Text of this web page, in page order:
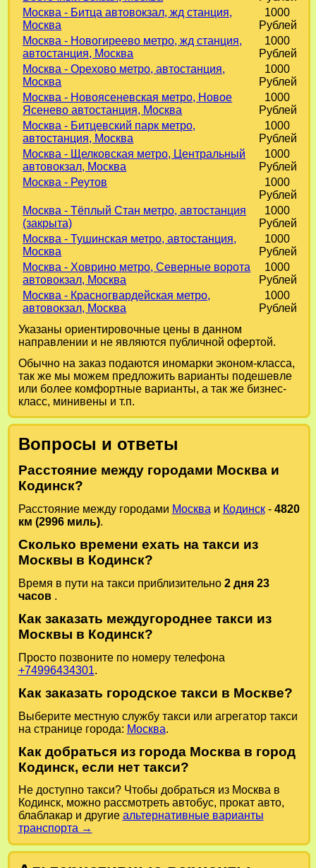
Москва - Битца автовокзал, жд станция,
Москва
1000
Рублей
Москва - Новогиреево метро, жд станция,
автостанция, Москва
1000
Рублей
Москва - Орехово метро, автостанция,
Москва
1000
Рублей
Москва - Новоясеневская метро, Новое
Ясенево автостанция, Москва
1000
Рублей
Москва - Битцевский парк метро,
автостанция, Москва
1000
Рублей
Москва - Щелковская метро, Центральный
автовокзал, Москва
1000
Рублей
Москва - Реутов
1000
Рублей
Москва - Тёплый Стан метро, автостанция
(закрыта)
1000
Рублей
Москва - Тушинская метро, автостанция,
Москва
1000
Рублей
Москва - Ховрино метро, Северные ворота
автовокзал, Москва
1000
Рублей
Москва - Красногвардейская метро,
автовокзал, Москва
1000
Рублей
Указаны ориентировочные цены в данном
направлении и не являются публичной офертой.
Обычно на заказ подаются иномарки эконом-класса,
так же мы можем предложить варианты подешевле
или более комфортные варианты, а так же бизнес-
класс, минивены и т.п.
Вопросы и ответы
Расстояние между городами Москва и
Кодинск?
Расстояние между городами Москва и Кодинск- 4820
км (2996 миль).
Сколько времени ехать на такси из
Москвы в Кодинск?
Время в пути на такси приблизительно 2 дня 23
часов .
Как заказать междугороднее такси из
Москвы в Кодинск?
Просто позвоните по номеру телефона
+74996434301.
Как заказать городское такси в Москве?
Выберите местную службу такси или агрегатор такси
на странице города: Москва.
Как добраться из города Москва в город
Кодинск, если нет такси?
Не доступно такси? Чтобы добраться из Москва в
Кодинск, можно рассмотреть автобус, прокат авто,
блаблакар и другие альтернативные варианты
транспорта →